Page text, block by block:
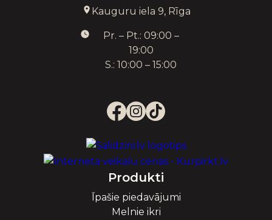
Kauguru iela 9, Rīga
Pr. – Pt.: 09:00 –
19:00
S.: 10:00 – 15:00
Produkti
Īpašie piedavājumi
Melnie ikri